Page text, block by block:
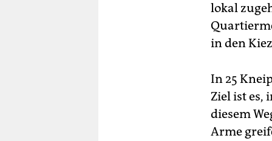
lokal
in den
In 25
Ziel ist es,
diesem
Arme